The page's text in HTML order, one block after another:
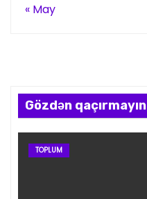
« May
Gözdən qaçırmayın
TOPLUM